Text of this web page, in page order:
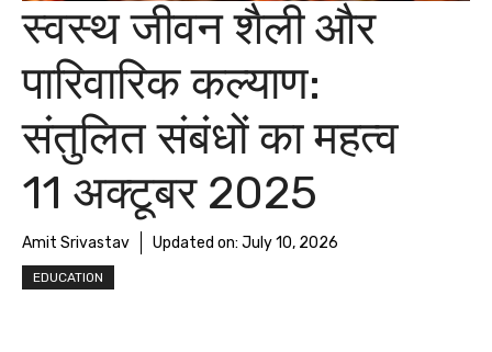
स्वस्थ जीवन शैली और
पारिवारिक कल्याण:
संतुलित संबंधों का महत्व
11 अक्टूबर 2025
Amit Srivastav Updated on: July 10, 2026
EDUCATION